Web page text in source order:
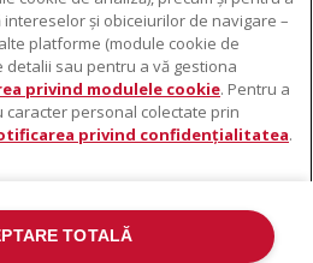
și obiceiurilor de navigare –
platforme (module cookie de
detalii sau pentru a vă gestiona
privind modulele cookie. Pentru a
caracter personal colectate prin
privind confidențialitatea.
TOTALĂ